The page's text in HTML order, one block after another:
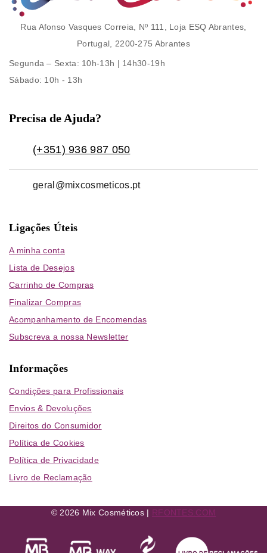
Rua Afonso Vasques Correia, Nº 111, Loja ESQ Abrantes,
Portugal, 2200-275 Abrantes
Segunda – Sexta: 10h-13h | 14h30-19h
Sábado: 10h - 13h
Precisa de Ajuda?
(+351) 936 987 050
geral@mixcosmeticos.pt
Ligações Úteis
A minha conta
Lista de Desejos
Carrinho de Compras
Finalizar Compras
Acompanhamento de Encomendas
Subscreva a nossa Newsletter
Informações
Condições para Profissionais
Envios & Devoluções
Direitos do Consumidor
Política de Cookies
Política de Privacidade
Livro de Reclamação
© 2026 Mix Cosméticos | RFONTES.COM